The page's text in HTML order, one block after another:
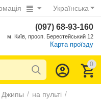
Українська
(097) 68-93-160
м. Київ, просп. Берестейський 12
Карта проїзду
0
Джипы / на пульті /